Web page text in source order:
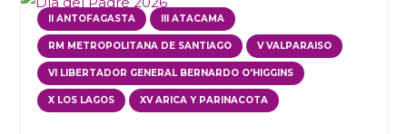
II ANTOFAGASTA III ATACAMA
RM METROPOLITANA DE SANTIAGO V VALPARAISO
VI LIBERTADOR GENERAL BERNARDO O'HIGGINS
X LOS LAGOS XV ARICA Y PARINACOTA